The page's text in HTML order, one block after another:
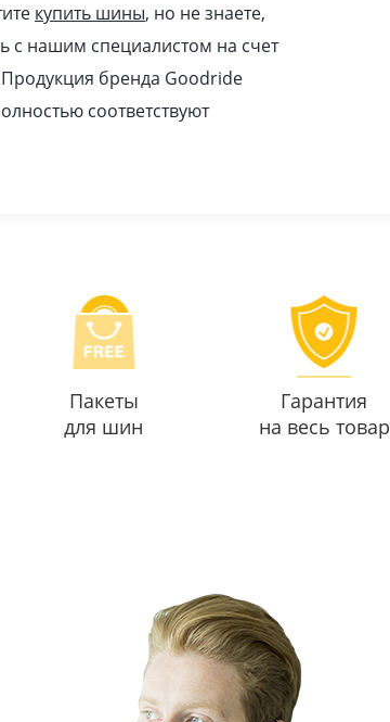
купить шины, но не знаете,
с нашим специалистом на счет
Продукция бренда Goodride
соответствуют
Пакеты
для шин
Гарантия
на весь товар